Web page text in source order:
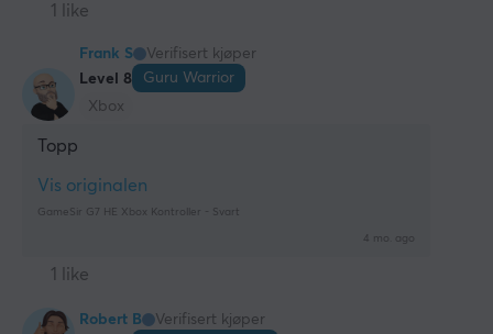
1 like
Frank S
Verifisert kjøper
Level 8
Guru Warrior
Xbox
Topp
Vis originalen
GameSir G7 HE Xbox Kontroller - Svart
4 mo. ago
1 like
Robert B
Verifisert kjøper